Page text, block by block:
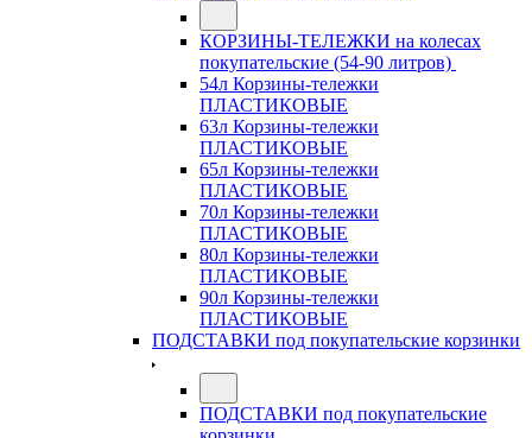
КОРЗИНЫ-ТЕЛЕЖКИ на колесах
покупательские (54-90 литров)
54л Корзины-тележки
ПЛАСТИКОВЫЕ
63л Корзины-тележки
ПЛАСТИКОВЫЕ
65л Корзины-тележки
ПЛАСТИКОВЫЕ
70л Корзины-тележки
ПЛАСТИКОВЫЕ
80л Корзины-тележки
ПЛАСТИКОВЫЕ
90л Корзины-тележки
ПЛАСТИКОВЫЕ
ПОДСТАВКИ под покупательские корзинки
ПОДСТАВКИ под покупательские